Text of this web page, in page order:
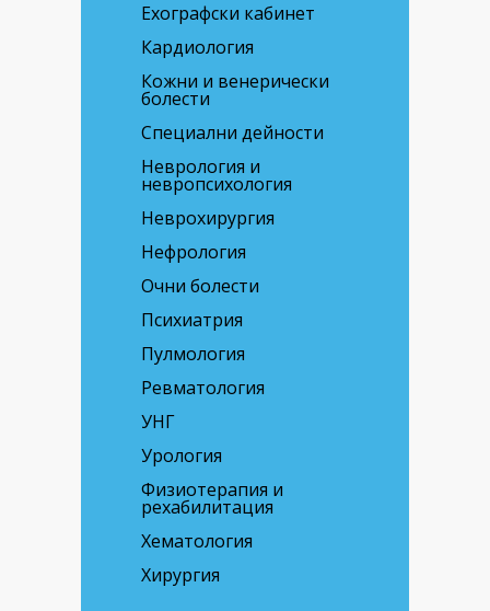
Ехографски кабинет
Кардиология
Кожни и венерически
болести
Специални дейности
Неврология и
невропсихология
Неврохирургия
Нефрология
Очни болести
Психиатрия
Пулмология
Ревматология
УНГ
Урология
Физиотерапия и
рехабилитация
Хематология
Хирургия